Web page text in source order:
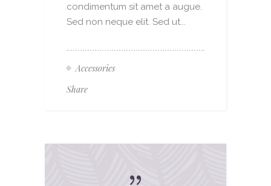
condimentum sit amet a augue.
Sed non neque elit. Sed ut...
Accessories
Share